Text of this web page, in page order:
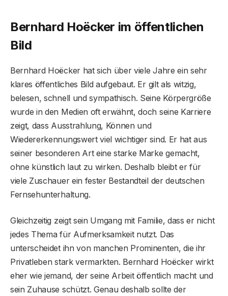
Bernhard Hoëcker im öffentlichen
Bild
Bernhard Hoëcker hat sich über viele Jahre ein sehr
klares öffentliches Bild aufgebaut. Er gilt als witzig,
belesen, schnell und sympathisch. Seine Körpergröße
wurde in den Medien oft erwähnt, doch seine Karriere
zeigt, dass Ausstrahlung, Können und
Wiedererkennungswert viel wichtiger sind. Er hat aus
seiner besonderen Art eine starke Marke gemacht,
ohne künstlich laut zu wirken. Deshalb bleibt er für
viele Zuschauer ein fester Bestandteil der deutschen
Fernsehunterhaltung.
Gleichzeitig zeigt sein Umgang mit Familie, dass er nicht
jedes Thema für Aufmerksamkeit nutzt. Das
unterscheidet ihn von manchen Prominenten, die ihr
Privatleben stark vermarkten. Bernhard Hoëcker wirkt
eher wie jemand, der seine Arbeit öffentlich macht und
sein Zuhause schützt. Genau deshalb sollte der